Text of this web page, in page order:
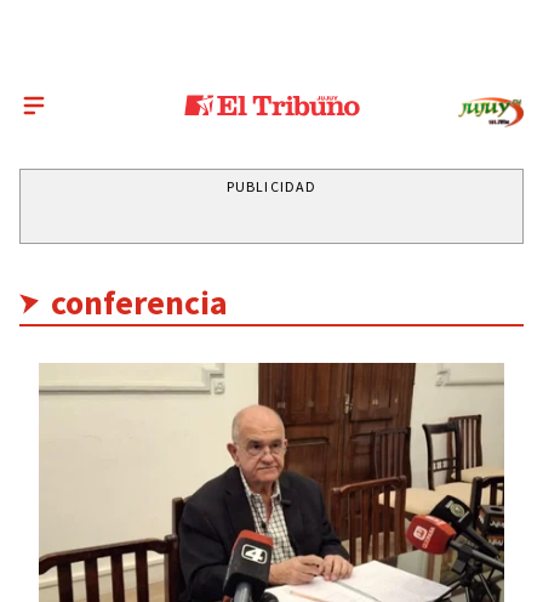
PUBLICIDAD
conferencia